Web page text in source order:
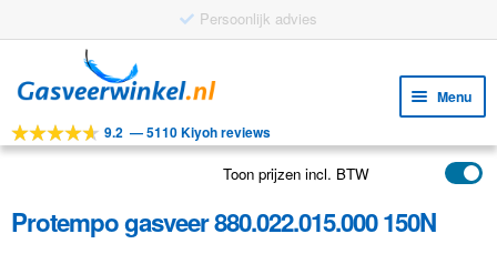
door
navigatie
naar
inhoud
Menu
Tools
Toepassingen
9.2 —5110 Kiyoh reviews
Toon prijzen incl. BTW
Protempo gasveer 880.022.015.000 150N